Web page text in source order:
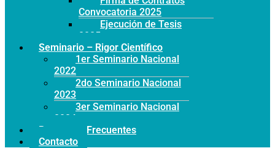
Convocatoria 2025
Ejecución de Tesis
2025
Seminario – Rigor Científico
1er Seminario Nacional
2022
2do Seminario Nacional
2023
3er Seminario Nacional
2024
Preguntas Frecuentes
Contacto